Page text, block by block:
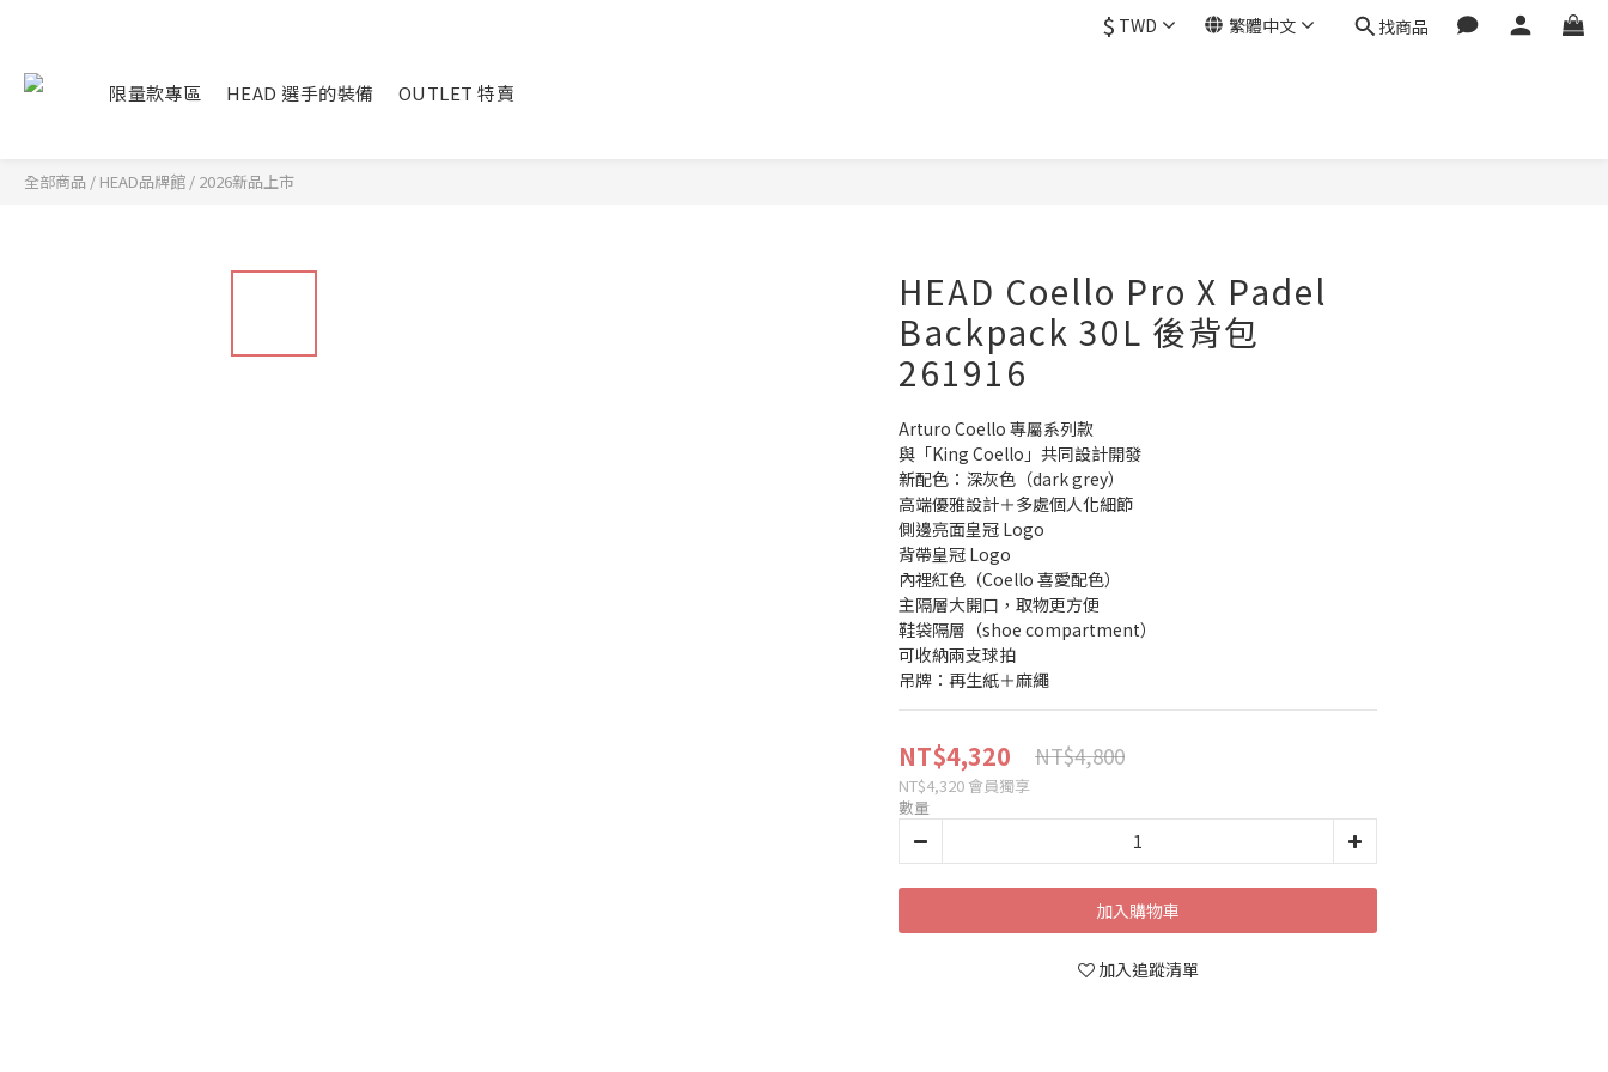
$ TWD 繁體中文 找商品
限量款專區 HEAD 選手的裝備 OUTLET 特賣
全部商品 / HEAD品牌館 / 2026新品上市
HEAD Coello Pro X Padel
Backpack 30L 後背包
261916
Arturo Coello 專屬系列款
與「King Coello」共同設計開發
新配色：深灰色（dark grey）
高端優雅設計＋多處個人化細節
側邊亮面皇冠 Logo
背帶皇冠 Logo
內裡紅色（Coello 喜愛配色）
主隔層大開口，取物更方便
鞋袋隔層（shoe compartment）
可收納兩支球拍
吊牌：再生紙＋麻繩
NT$4,320 NT$4,800
NT$4,320 會員獨享
數量
加入購物車
加入追蹤清單